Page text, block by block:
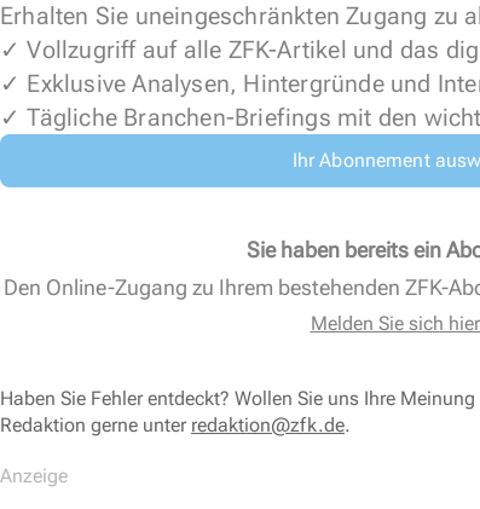
Erhalten Sie uneingeschränkten Zugang zu
✓ Vollzugriff auf alle ZFK-Artikel und das
✓ Exklusive Analysen, Hintergründe und
✓ Tägliche Branchen-Briefings mit den
Ihr Abonnement
Sie haben bereits ein
Den Online-Zugang zu Ihrem bestehenden ZFK-
Melden Sie sich
Haben Sie Fehler entdeckt? Wollen Sie uns Ihre
Redaktion gerne unter redaktion@zfk.de.